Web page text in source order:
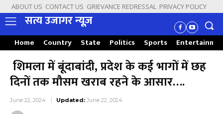
ABOUT US CONTACT US GRIEVANCE REDRESSAL PRIVACY POLICY
सत्य उजागर न्यूज़
Home Country State Politics Sports
शिमला में बूंदाबांदी, प्रदेश के कई भागों में छह
दिनों तक मौसम खराब रहने के आसार….
June 22, 2024 Updated: June 22, 2024